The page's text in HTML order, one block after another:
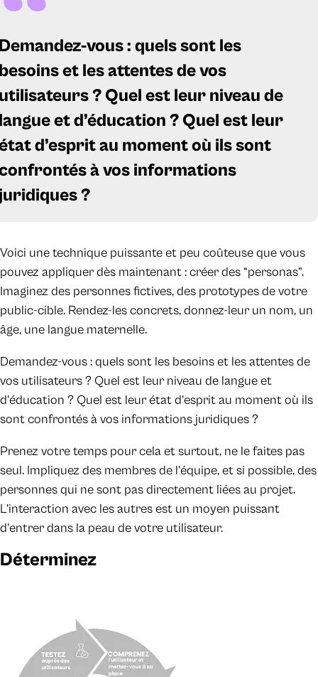
vous : quels sont les
et les attentes de vos
? Quel est leur niveau de
et d’éducation ? Quel est leur
d’esprit au moment où ils sont
à vos informations
?
Voici une technique puissante et peu coûteuse que vous
pouvez appliquer dès maintenant : créer des “personas”.
Imaginez des personnes fictives, des prototypes de votre
public-cible. Rendez-les concrets, donnez-leur un nom, un
âge, une langue maternelle.
Demandez-vous : quels sont les besoins et les attentes de
vos utilisateurs ? Quel est leur niveau de langue et
d’éducation ? Quel est leur état d’esprit au moment où ils
sont confrontés à vos informations juridiques ?
Prenez votre temps pour cela et surtout, ne le faites pas
seul. Impliquez des membres de l’équipe, et si possible, des
personnes qui ne sont pas directement liées au projet.
L’interaction avec les autres est un moyen puissant
d’entrer dans la peau de votre utilisateur.
Déterminez